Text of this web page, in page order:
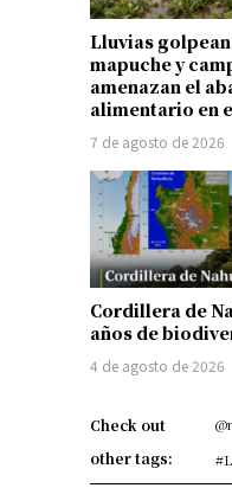
Lluvias
mapuche y
amenazan el
alimentario en
7 de agosto de 2026
Cordillera de
años de
4 de agosto de 2026
Check out
other tags: